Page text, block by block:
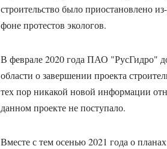
строительство было приостановлено
фоне протестов экологов.
В феврале 2020 года ПАО "РусГидро"
области о завершении проекта
тех пор никакой новой информации
данном проекте не поступало.
Вместе с тем осенью 2021 года о